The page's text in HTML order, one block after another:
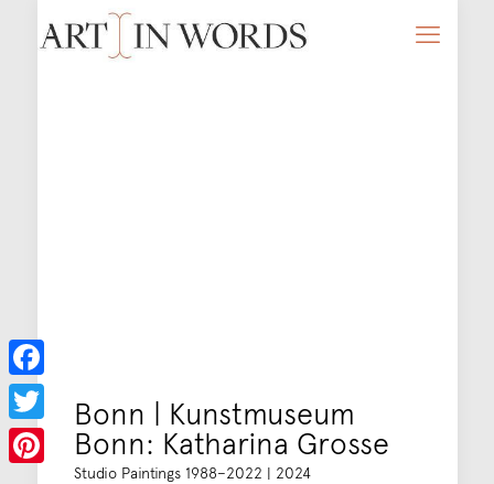
Bonn | Kunstmuseum
Bonn: Katharina Grosse
Studio Paintings 1988–2022 | 2024
Facebook
Twitter